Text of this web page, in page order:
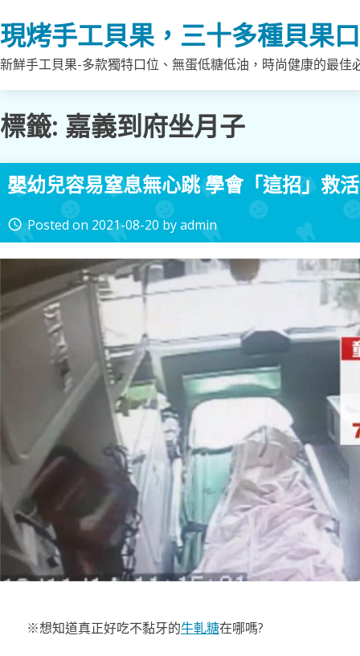
to
content
現烤手工貝果，三十多種貝果
新鮮手工貝果-多款獨特口位、無蛋低糖低油，時尚健康的最
標籤: 嘉義到府坐月子
嬰幼兒容易窒息無心跳 學會「這招」救
access_time Posted on 2021-08-20 byadmin
※想知道真正好吃不黏牙的牛軋糖在哪嗎?